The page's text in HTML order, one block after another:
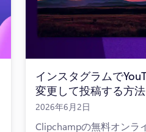
インスタグラムで
変更して投稿する方法
2026年6月2日
Clipchampの無料オンラ